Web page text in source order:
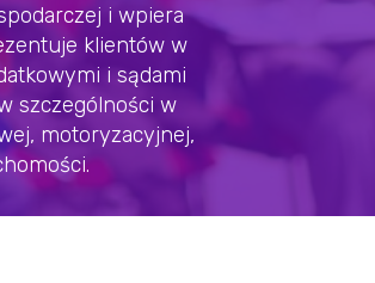
i wpiera
klientów w
i sądami
szczególności w
motoryzacyjnej,